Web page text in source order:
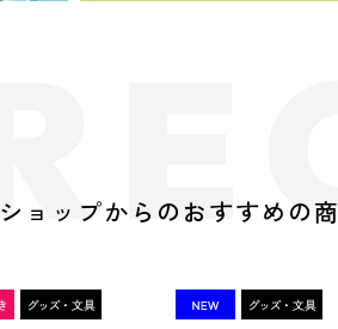
ショップからのおすすめの